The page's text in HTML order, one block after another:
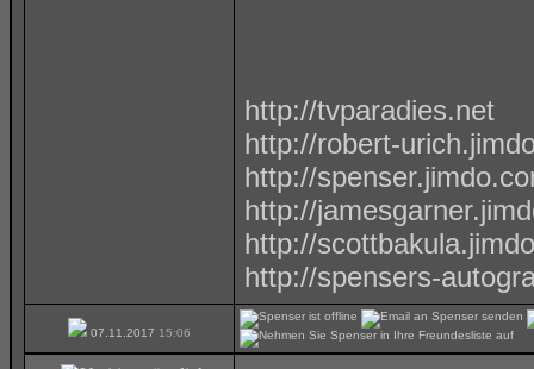
http://tvparadies.net
http://robert-
http://
http://
http://
http://spensers-
07.11.2017 15:06